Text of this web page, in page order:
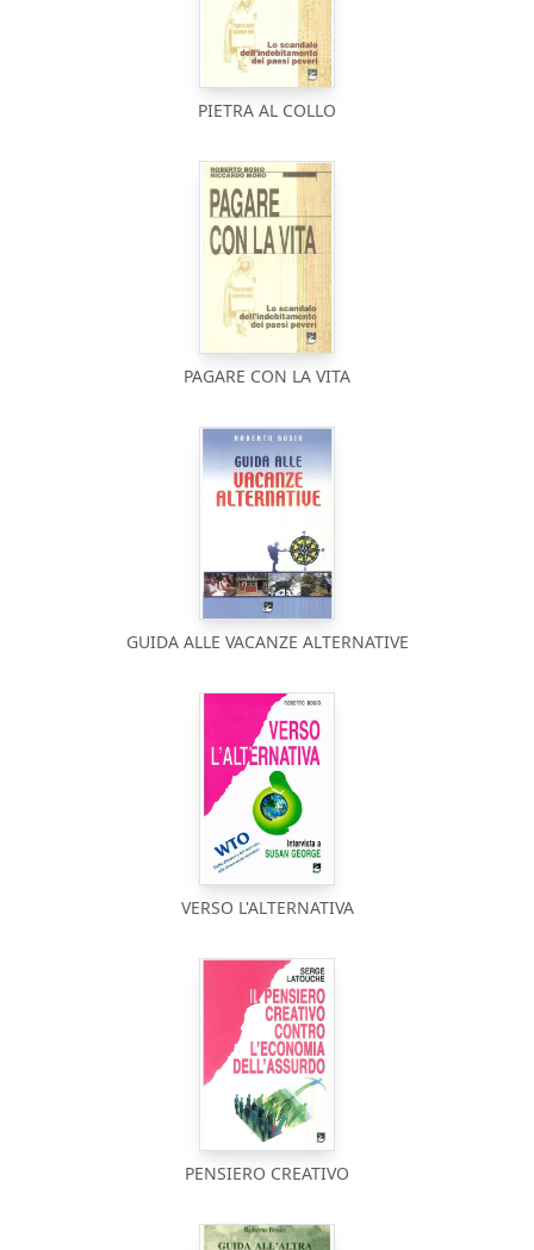
PIETRA AL COLLO
PAGARE CON LA VITA
GUIDA ALLE VACANZE ALTERNATIVE
VERSO L'ALTERNATIVA
PENSIERO CREATIVO